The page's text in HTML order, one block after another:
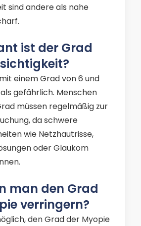
sind andere als nahe
ist der Grad
einem Grad von 6 und
gefährlich. Menschen
müssen regelmäßig zur
da schwere
wie Netzhautrisse,
oder Glaukom
man den Grad
verringern?
den Grad der Myopie